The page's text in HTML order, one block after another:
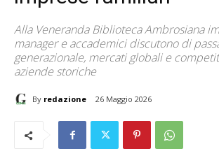
Alla Veneranda Biblioteca Ambrosiana
manager e accademici discutono di
generazionale, mercati globali e
aziende storiche
By redazione 26 Maggio 2026